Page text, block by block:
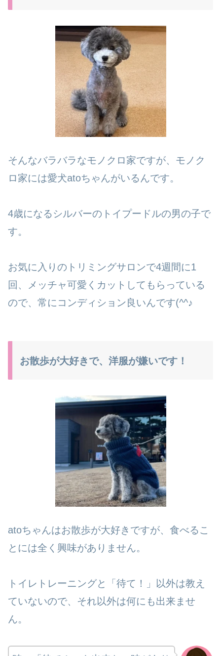
そんなバラバラなモノクロ家ですが、モノク
ロ家には愛犬atoちゃんがいるんです。
4歳になるシルバーのトイプードルの男の子で
す。
お気に入りのトリミングサロンで4週間に1
回、メッチャ可愛くカットしてもらっている
ので、常にコンディション良いんです(^^♪
お散歩が大好きで、洋服が嫌いです！
atoちゃんはお散歩が大好きですが、食べるこ
とには全く興味がありません。
トイレトレーニングと「待て！」以外は教え
ていないので、それ以外は何にも出来ませ
ん。